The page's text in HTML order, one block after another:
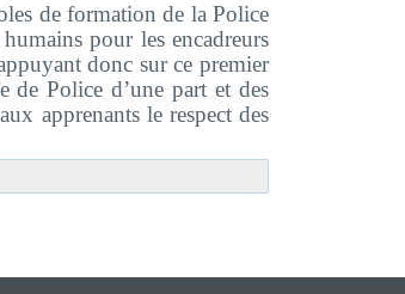
de formation de la Police
pour les encadreurs
donc sur ce premier
de Police d’une part et des
apprenants le respect des